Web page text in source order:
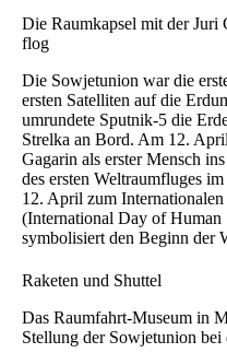
Die Raumkapsel mit der Juri
flog
Die Sowjetunion war die
ersten Satelliten auf die
umrundete Sputnik-5 die
Strelka an Bord. Am 12.
Gagarin als erster Mensch
des ersten Weltraumfluges
12. April zum
(International Day of Human
symbolisiert den Beginn der
Raketen und Shuttel
Das Raumfahrt-Museum in
Stellung der Sowjetunion bei